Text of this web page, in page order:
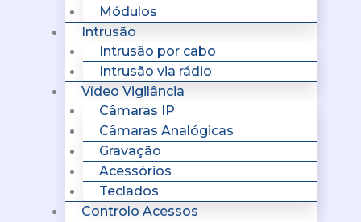
Módulos
Intrusão
Intrusão por cabo
Intrusão via rádio
Vídeo Vigilância
Câmaras IP
Câmaras Analógicas
Gravação
Acessórios
Teclados
Controlo Acessos